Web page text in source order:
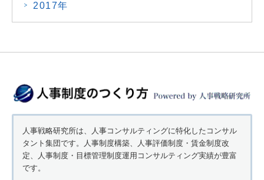
2017年
人事戦略研究所は、人事コンサルティングに特化したコンサル
タント集団です。人事制度構築、人事評価制度・賃金制度改
定、人事制度・目標管理制度運用コンサルティング実績が豊富
です。